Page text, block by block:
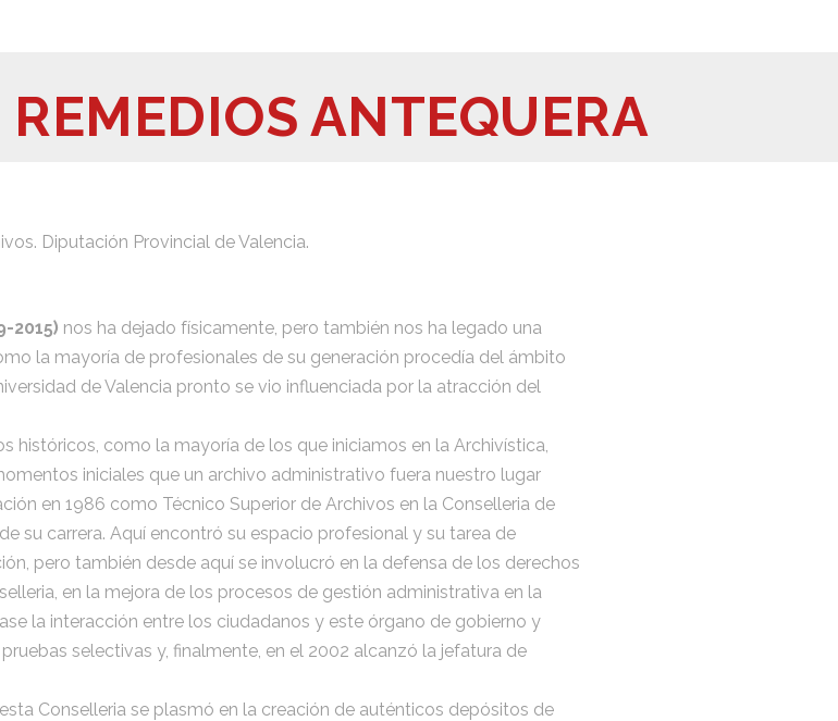
ANTEQUERA
Diputación Provincial de Valencia.
2015) nos ha dejado físicamente, pero también nos ha legado una
la mayoría de profesionales de su generación procedía del ámbito
de Valencia pronto se vio influenciada por la atracción del
históricos, como la mayoría de los que iniciamos en la Archivística,
iniciales que un archivo administrativo fuera nuestro lugar
en 1986 como Técnico Superior de Archivos en la Conselleria de
su carrera. Aquí encontró su espacio profesional y su tarea de
pero también desde aquí se involucró en la defensa de los derechos
en la mejora de los procesos de gestión administrativa en la
la interacción entre los ciudadanos y este órgano de gobierno y
selectivas y, finalmente, en el 2002 alcanzó la jefatura de
Conselleria se plasmó en la creación de auténticos depósitos de